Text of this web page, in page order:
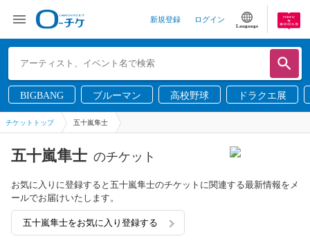
新規登録 ログイン
Language
BIGBANG ブルーマン 高校野球 ドラクエ展
チケットトップ 五十嵐隼士
五十嵐隼士 のチケット
お気に入りに登録すると五十嵐隼士のチケットに関連する最新情報をメ
ールでお届けいたします。
五十嵐隼士をお気に入り登録する